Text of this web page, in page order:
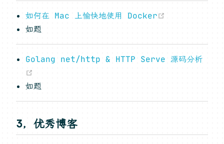
如何在 Mac 上愉快地使用 Docker
如题
Golang net/http & HTTP Serve 源码分析
如题
3，优秀博客